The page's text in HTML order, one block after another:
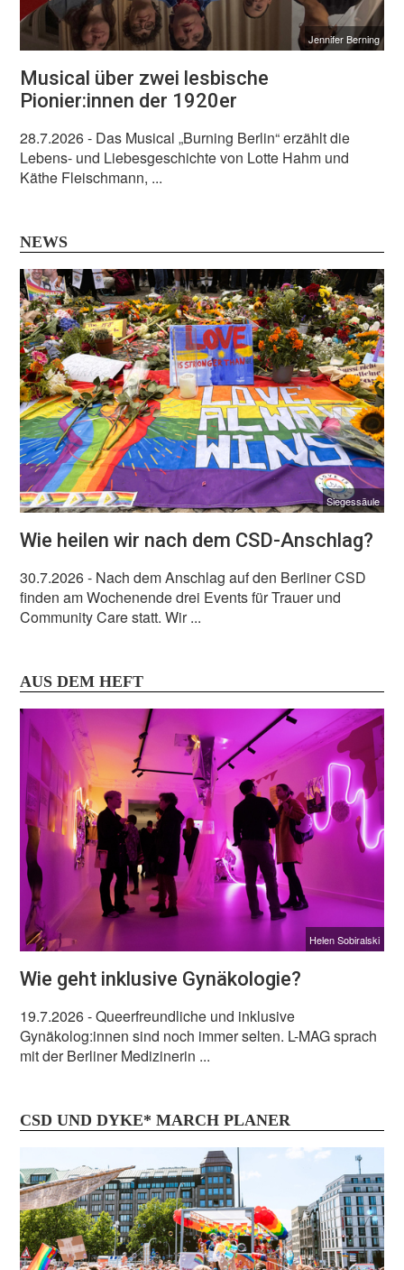
Jennifer Berning
Musical über zwei lesbische
Pionier:innen der 1920er
28.7.2026- Das Musical „Burning Berlin“ erzählt die
Lebens- und Liebesgeschichte von Lotte Hahm und
Käthe Fleischmann, ...
NEWS
Siegessäule
Wie heilen wir nach dem CSD-Anschlag?
30.7.2026- Nach dem Anschlag auf den Berliner CSD
finden am Wochenende drei Events für Trauer und
Community Care statt. Wir ...
AUS DEM HEFT
Helen Sobiralski
Wie geht inklusive Gynäkologie?
19.7.2026- Queerfreundliche und inklusive
Gynäkolog:innen sind noch immer selten. L-MAG sprach
mit der Berliner Medizinerin ...
CSD UND DYKE* MARCH PLANER